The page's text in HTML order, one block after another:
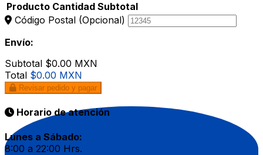
Producto Cantidad Subtotal
Código Postal (Opcional)
Envío:
Subtotal $0.00 MXN
Total $0.00 MXN
Revisar pedido y pagar
Horario de atención
Lunes a Sábado:
8:00 a 22:00 Hrs.